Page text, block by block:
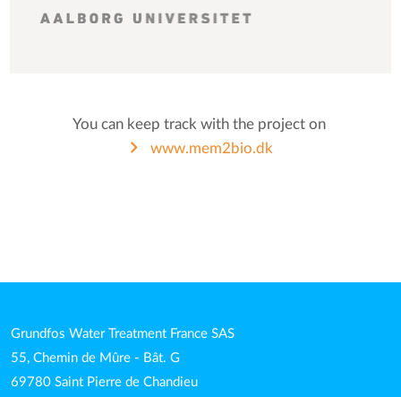
You can keep track with the project on
www.mem2bio.dk
Grundfos Water Treatment France SAS
55, Chemin de Mûre - Bât. G
69780 Saint Pierre de Chandieu